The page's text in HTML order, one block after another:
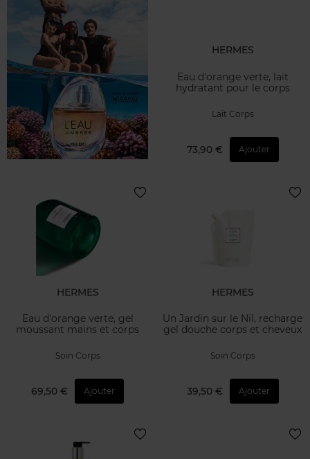
HERMES
Eau d'orange verte, lait
hydratant pour le corps
Lait Corps
73,90 € Ajouter
HERMES
Eau d'orange verte, gel
moussant mains et corps
Soin Corps
69,50 € Ajouter
HERMES
Un Jardin sur le Nil, recharge
gel douche corps et cheveux
Soin Corps
39,50 € Ajouter